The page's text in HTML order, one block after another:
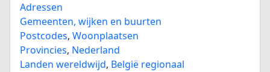
Adressen
Gemeenten, wijken en buurten
Postcodes, Woonplaatsen
Provincies, Nederland
Landen wereldwijd, België regionaal